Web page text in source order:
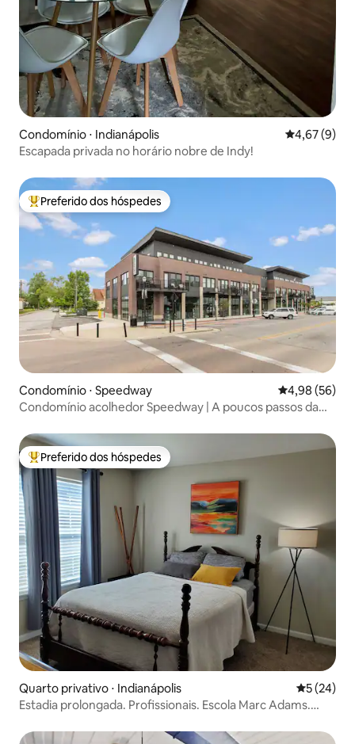
Condomínio ⋅ Indianápolis 4,67 de uma
4,67 (9)
Escapada privada no horário nobre de Indy!
Entre os melhores preferidos dos hóspedes
Preferido dos hóspedes
Condomínio ⋅ Speedway 4,98 de uma
4,98 (56)
Condomínio acolhedor Speedway | A poucos passos da
Entre os melhores preferidos dos hóspedes
Preferido dos hóspedes
Quarto privativo ⋅ Indianápolis 5 de uma
5 (24)
Estadia prolongada. Profissionais. Escola Marc Adams.